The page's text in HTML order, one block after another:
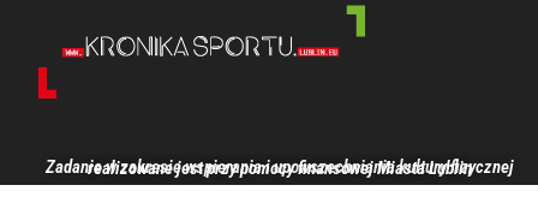
Zadanie w zakresie wspierania i upowszechniania kultury fizycznej realizowane jest przy pomocy finansowej Miasta Lublin